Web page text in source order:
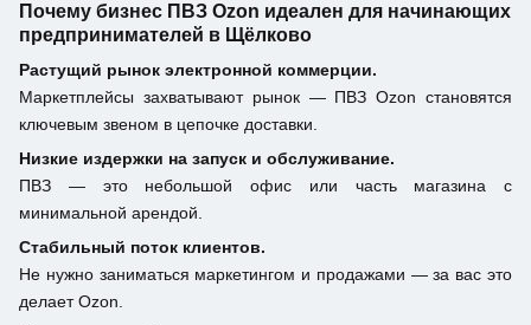
Почему бизнес ПВЗ Ozon идеален для начинающих
предпринимателей в Щёлково
Растущий рынок электронной коммерции.
Маркетплейсы захватывают рынок — ПВЗ Ozon становятся
ключевым звеном в цепочке доставки.
Низкие издержки на запуск и обслуживание.
ПВЗ — это небольшой офис или часть магазина с
минимальной арендой.
Стабильный поток клиентов.
Не нужно заниматься маркетингом и продажами — за вас это
делает Ozon.